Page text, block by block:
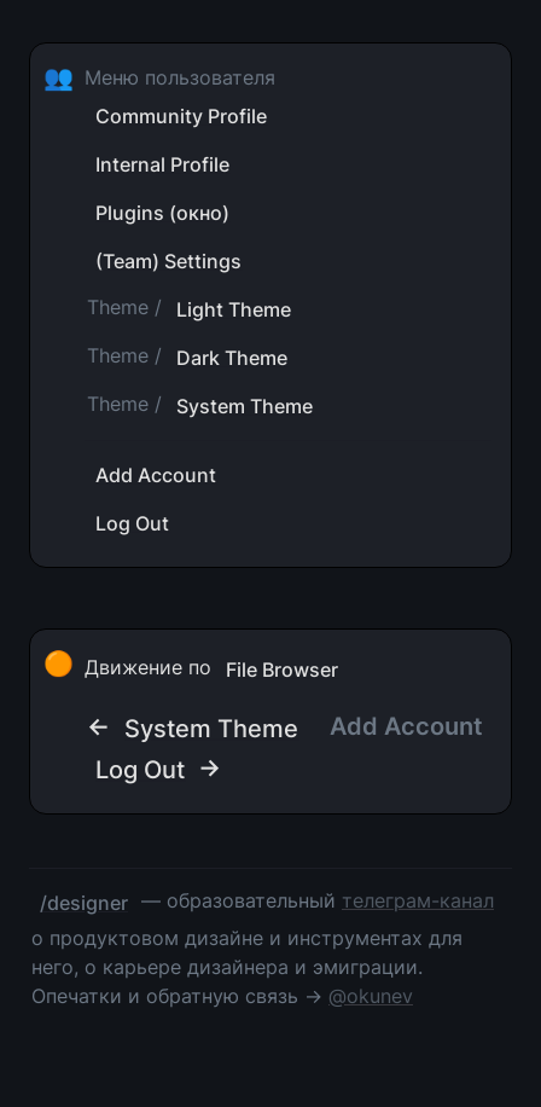
👥 Меню пользователя
Community Profile
Internal Profile
Plugins (окно)
(Team) Settings
Theme /
Light Theme
Theme /
Dark Theme
Theme /
System Theme
Add Account
Log Out
🟠 Движение по File Browser
← System Theme
Log Out →
/designer — образовательный телеграм-канал
о продуктовом дизайне и инструментах для
него, о карьере дизайнера и эмиграции.
Опечатки и обратную связь → @okunev